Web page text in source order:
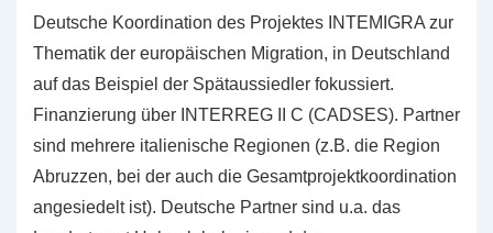
Deutsche Koordination des Projektes INTEMIGRA zur
Thematik der europäischen Migration, in Deutschland
auf das Beispiel der Spätaussiedler fokussiert.
Finanzierung über INTERREG II C (CADSES). Partner
sind mehrere italienische Regionen (z.B. die Region
Abruzzen, bei der auch die Gesamtprojektkoordination
angesiedelt ist). Deutsche Partner sind u.a. das